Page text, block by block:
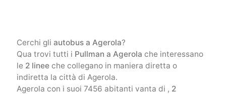
Cerchi gli autobus a Agerola?
Qua trovi tutti i Pullman a Agerola che interessano
le 2 lineeche collegano in maniera diretta o
indiretta la città di Agerola.
Agerola con i suoi 7456 abitanti vanta di , 2